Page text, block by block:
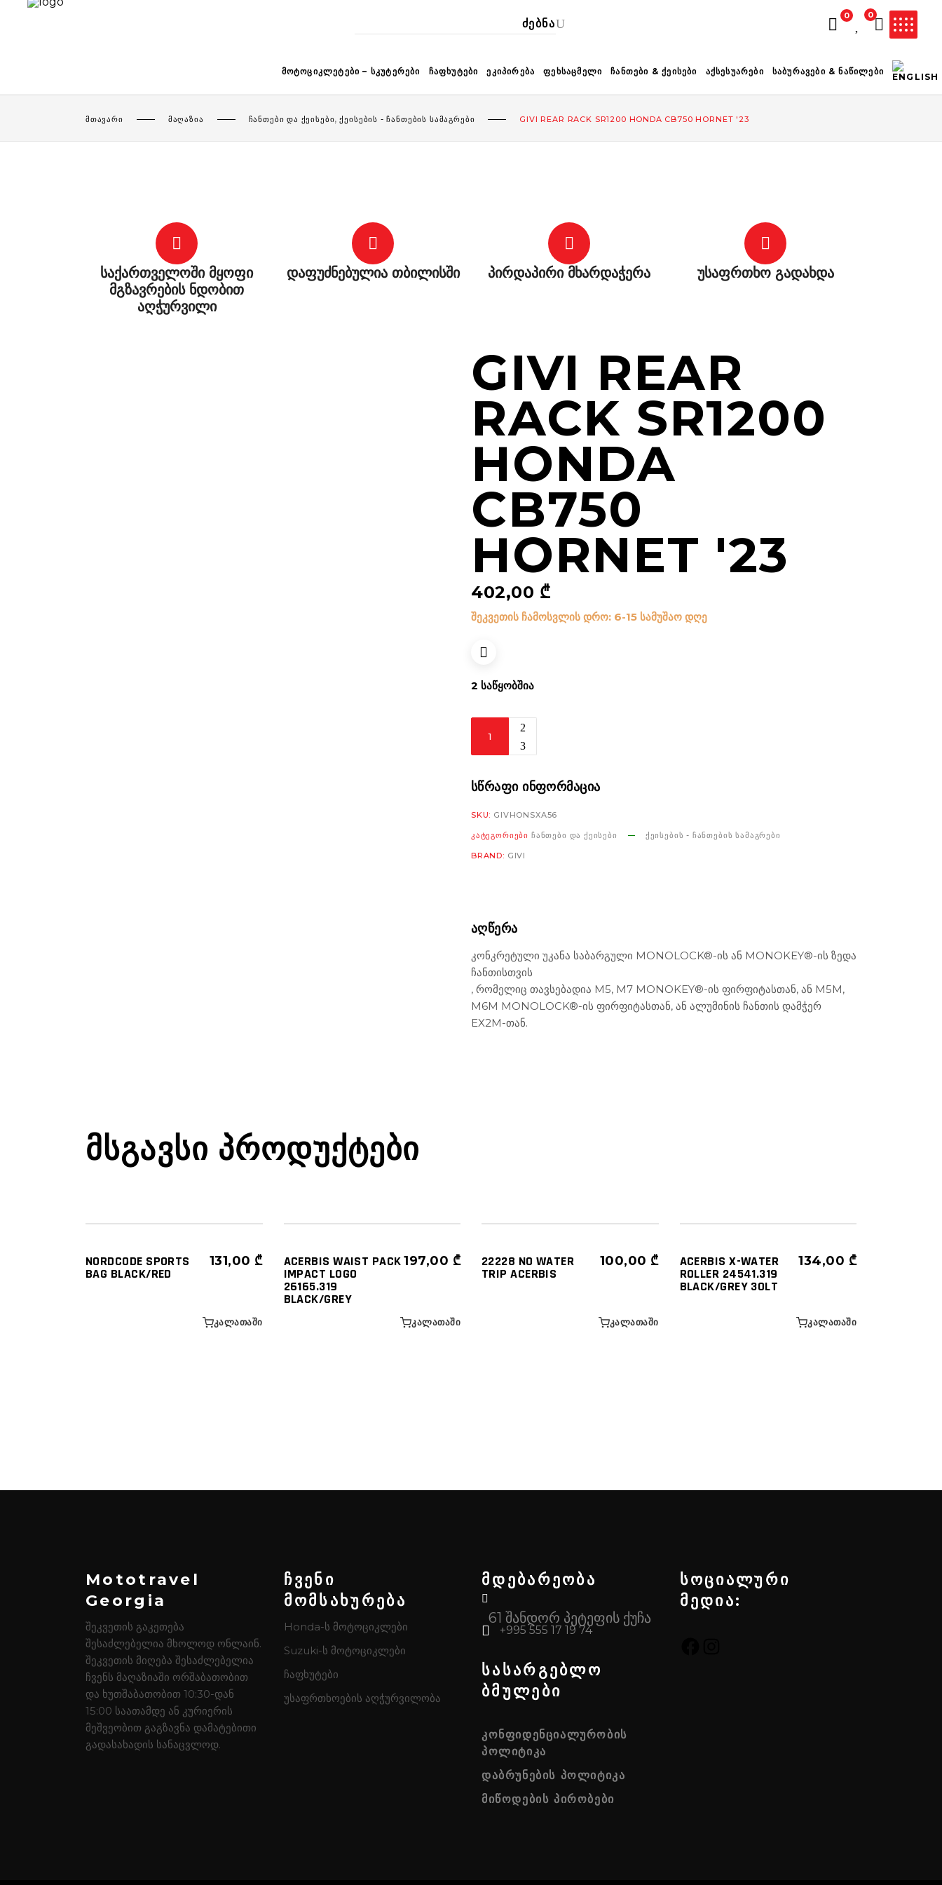
0 0
ᲛᲝᲢᲝᲪᲘᲙᲚᲔᲢᲔᲑᲘ – ᲡᲙᲣᲢᲔᲠᲔᲑᲘ ᲩᲐᲤᲮᲣᲢᲔᲑᲘ ᲔᲙᲘᲞᲘᲠᲔᲑᲐ ᲤᲔᲮᲡᲐᲪᲛᲔᲚᲘ ᲩᲐᲜᲗᲔᲑᲘ & ᲥᲔᲘᲡᲔᲑᲘ ᲐᲥᲡᲔᲡᲣᲐᲠᲔᲑᲘ ᲡᲐᲑᲣᲠᲐᲕᲔᲑᲘ & ᲜᲐᲬᲘᲚᲔᲑᲘ
ᲛᲗᲐᲕᲐᲠᲘ ᲛᲐᲦᲐᲖᲘᲐ ᲩᲐᲜᲗᲔᲑᲘ ᲓᲐ ᲥᲔᲘᲡᲔᲑᲘ,ᲥᲔᲘᲡᲔᲑᲘᲡ - ᲩᲐᲜᲗᲔᲑᲘᲡ ᲡᲐᲛᲐᲒᲠᲔᲑᲘ GIVI REAR RACK SR1200 HONDA CB750 HORNET '23
საქართველოში მყოფი
მგზავრების ნდობით
აღჭურვილი
დაფუძნებულია თბილისში პირდაპირი მხარდაჭერა უსაფრთხო გადახდა
GIVI REAR
RACK SR1200
HONDA
CB750
HORNET '23
402,00 ₾
შეკვეთის ჩამოსვლის დრო: 6-15 სამუშაო დღე
2 ᲡᲐᲬᲧᲝᲑᲨᲘᲐ
SR1200
CB750
Hornet
'23
ᲡᲬᲠᲐᲤᲘ ᲘᲜᲤᲝᲠᲛᲐᲪᲘᲐ
SKU: GIVHONSXA56
ᲙᲐᲢᲔᲒᲝᲠᲘᲔᲑᲘ ᲩᲐᲜᲗᲔᲑᲘ ᲓᲐ ᲥᲔᲘᲡᲔᲑᲘ ᲥᲔᲘᲡᲔᲑᲘᲡ - ᲩᲐᲜᲗᲔᲑᲘᲡ ᲡᲐᲛᲐᲒᲠᲔᲑᲘ
BRAND: GIVI
ᲐᲦᲬᲔᲠᲐ
კონკრეტული უკანა საბარგული MONOLOCK®-ის ან MONOKEY®-ის ზედა
ჩანთისთვის
, რომელიც თავსებადია M5, M7 MONOKEY®-ის ფირფიტასთან, ან M5M,
M6M MONOLOCK®-ის ფირფიტასთან, ან ალუმინის ჩანთის დამჭერ
EX2M-თან.
ᲛᲡᲒᲐᲕᲡᲘ ᲞᲠᲝᲓᲣᲥᲢᲔᲑᲘ
NORDCODE SPORTS
BAG BLACK/RED
131,00 ₾
ᲙᲐᲚᲐᲗᲐᲨᲘ
ACERBIS WAIST PACK
IMPACT LOGO
26165.319
BLACK/GREY
197,00 ₾
ᲙᲐᲚᲐᲗᲐᲨᲘ
22228 NO WATER
TRIP ACERBIS
100,00 ₾
ᲙᲐᲚᲐᲗᲐᲨᲘ
ACERBIS X-WATER
ROLLER 24541.319
BLACK/GREY 30LT
134,00 ₾
ᲙᲐᲚᲐᲗᲐᲨᲘ
Mototravel
Georgia
შეკვეთის გაკეთება
შესაძლებელია მხოლოდ ონლაინ.
შეკვეთის მიღება შესაძლებელია
ჩვენს მაღაზიაში ორშაბათობით
და ხუთშაბათობით 10:30-დან
15:00 საათამდე ან კურიერის
მეშვეობით გაგზავნა დამატებითი
გადასახადის სანაცვლოდ.
ჩვენი
მომსახურება
Honda-ს მოტოციკლები
Suzuki-ს მოტოციკლები
ჩაფხუტები
უსაფრთხოების აღჭურვილობა
მდებარეობა
61 შანდორ პეტეფის ქუჩა
+995 555 17 19 74
სასარგებლო
ბმულები
ᲙᲝᲜᲤᲘᲓᲔᲜᲪᲘᲐᲚᲣᲠᲝᲑᲘᲡ
ᲞᲝᲚᲘᲢᲘᲙᲐ
ᲓᲐᲑᲠᲣᲜᲔᲑᲘᲡ ᲞᲝᲚᲘᲢᲘᲙᲐ
ᲛᲘᲬᲝᲓᲔᲑᲘᲡ ᲞᲘᲠᲝᲑᲔᲑᲘ
სოციალური
მედია: